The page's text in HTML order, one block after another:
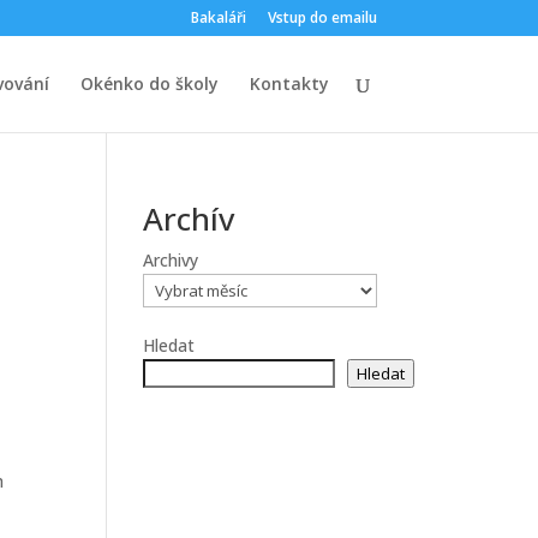
Bakaláři Vstup do emailu
Okénko do školy Kontakty
Archív
Archivy
Hledat
Hledat